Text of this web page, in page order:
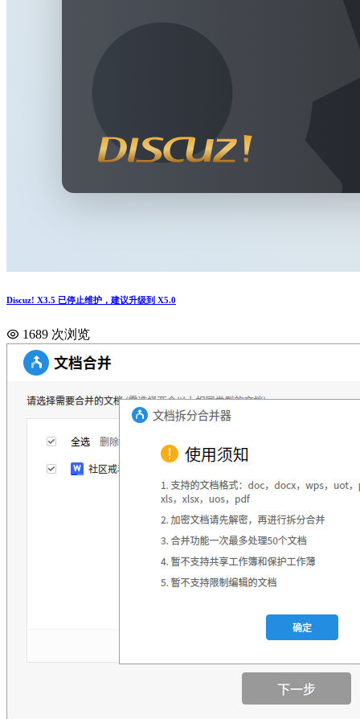
Discuz! X3.5 已停止维护，建议升级到 X5.0
1689 次浏览